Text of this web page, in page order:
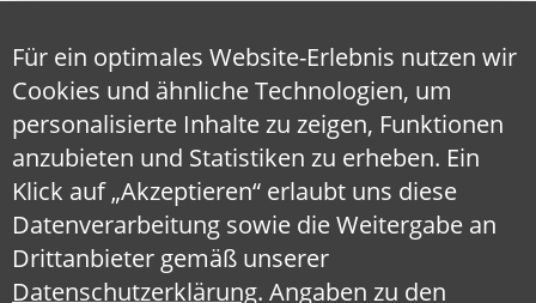
Für ein optimales Website-Erlebnis nutzen wir
Cookies und ähnliche Technologien, um
personalisierte Inhalte zu zeigen, Funktionen
anzubieten und Statistiken zu erheben. Ein
Klick auf „Akzeptieren“ erlaubt uns diese
Datenverarbeitung sowie die Weitergabe an
Drittanbieter gemäß unserer
Datenschutzerklärung. Angaben zu den